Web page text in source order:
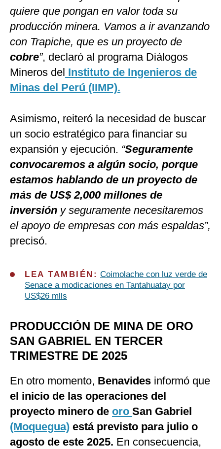
quiere que pongan en valor toda su
producción minera. Vamos a ir avanzando
con Trapiche, que es un proyecto de
cobre”, declaró al programa Diálogos
Mineros del Instituto de Ingenieros de
Minas del Perú (IIMP).
Asimismo, reiteró la necesidad de buscar
un socio estratégico para financiar su
expansión y ejecución. “Seguramente
convocaremos a algún socio, porque
estamos hablando de un proyecto de
más de US$ 2,000 millones de
inversión y seguramente necesitaremos
el apoyo de empresas con más espaldas”,
precisó.
LEA TAMBIÉN: Coimolache con luz verde de
Senace a modicaciones en Tantahuatay por
US$26 mlls
PRODUCCIÓN DE MINA DE ORO
SAN GABRIEL EN TERCER
TRIMESTRE DE 2025
En otro momento, Benavides informó que
el inicio de las operaciones del
proyecto minero de oro San Gabriel
(Moquegua) está previsto para julio o
agosto de este 2025. En consecuencia,